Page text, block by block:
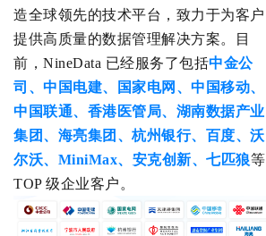
造全球领先的技术平台，致力于为客户
提供高质量的数据管理解决方案。
目
前， NineData 已经服务了包括中金公
司、中国电建、国家电网、中国移动、
中国联通、香港医管局、 湖南数据产业
集团 、海亮集团、杭州银行、 百度、沃
尔沃、MiniMax、安克创新、七匹狼等
TOP 级企业客户。